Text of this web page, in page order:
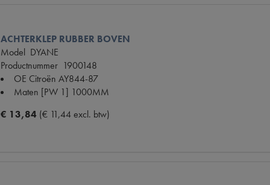
ACHTERKLEP RUBBER BOVEN
Model DYANE
Productnummer 1900148
OE Citroën AY844-87
Maten [PW 1] 1000MM
€ 13,84 (€ 11,44 excl. btw)